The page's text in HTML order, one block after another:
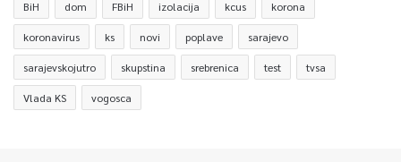
BiH dom FBiH izolacija kcus korona
koronavirus ks novi poplave sarajevo
sarajevskojutro skupstina srebrenica test tvsa
Vlada KS vogosca